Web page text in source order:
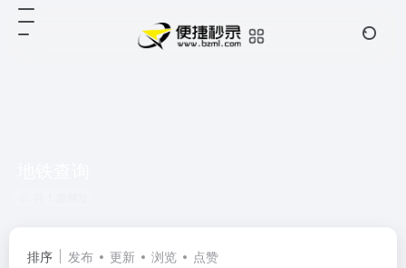
排序 发布 更新 浏览 点赞